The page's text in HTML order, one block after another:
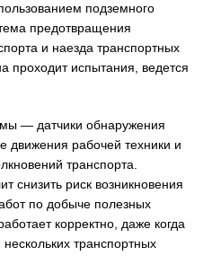
подземного
предотвращения
и наезда транспортных
проходит испытания, ведется
— датчики обнаружения
движения рабочей техники и
транспорта.
снизить риск возникновения
по добыче полезных
корректно, даже когда
транспортных